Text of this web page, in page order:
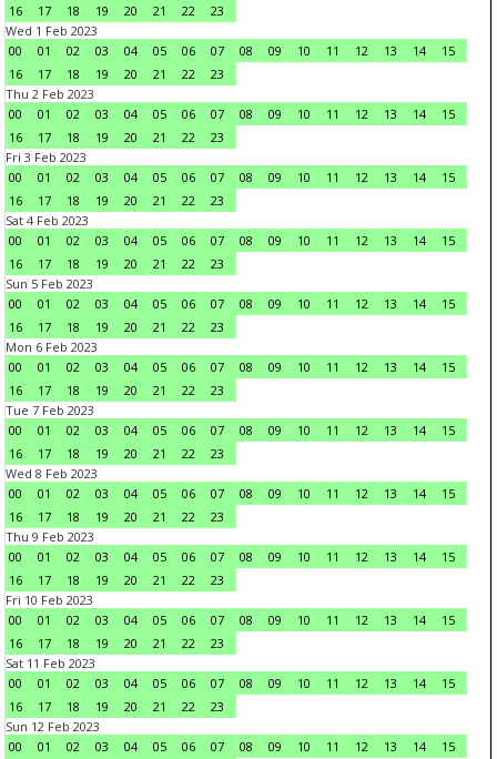
16
17 18 19 20 21 22
23
Wed 1 Feb 2023
00
01 02 03 04 05 06 07 08 09 10 11 12 13 14
15
16
17 18 19 20 21 22
23
Thu 2 Feb 2023
00
01 02 03 04 05 06 07 08 09 10 11 12 13 14
15
16
17 18 19 20 21 22
23
Fri 3 Feb 2023
00
01 02 03 04 05 06 07 08 09 10 11 12 13 14
15
16
17 18 19 20 21 22
23
Sat 4 Feb 2023
00
01 02 03 04 05 06 07 08 09 10 11 12 13 14
15
16
17 18 19 20 21 22
23
Sun 5 Feb 2023
00
01 02 03 04 05 06 07 08 09 10 11 12 13 14
15
16
17 18 19 20 21 22
23
Mon 6 Feb 2023
00
01 02 03 04 05 06 07 08 09 10 11 12 13 14
15
16
17 18 19 20 21 22
23
Tue 7 Feb 2023
00
01 02 03 04 05 06 07 08 09 10 11 12 13 14
15
16
17 18 19 20 21 22
23
Wed 8 Feb 2023
00
01 02 03 04 05 06 07 08 09 10 11 12 13 14
15
16
17 18 19 20 21 22
23
Thu 9 Feb 2023
00
01 02 03 04 05 06 07 08 09 10 11 12 13 14
15
16
17 18 19 20 21 22
23
Fri 10 Feb 2023
00
01 02 03 04 05 06 07 08 09 10 11 12 13 14
15
16
17 18 19 20 21 22
23
Sat 11 Feb 2023
00
01 02 03 04 05 06 07 08 09 10 11 12 13 14
15
16
17 18 19 20 21 22
23
Sun 12 Feb 2023
00
01 02 03 04 05 06 07 08 09 10 11 12 13 14
15